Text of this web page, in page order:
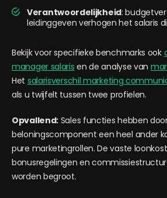
Verantwoordelijkheid:
leidinggeven verhogen het salaris
Bekijk voor specifieke benchmarks ook
manager salaris en de analyse van
Het salarisverschil marketing
als u twijfelt tussen twee profielen.
Opvallend: Sales functies hebben
beloningscomponent een heel ander
pure marketingrollen. De vaste
bonusregelingen en
worden begroot.